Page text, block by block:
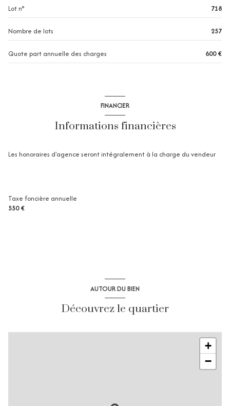
2 étage(s)
Lot n° 718
Nombre de lots 257
Quote part annuelle des charges 600 €
FINANCIER
Informations financières
Les honoraires d'agence seront intégralement à la charge du vendeur
Taxe foncière annuelle
550 €
AUTOUR DU BIEN
Découvrez le quartier
+
−